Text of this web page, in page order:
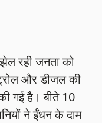
रही जनता को
और डीजल की
गई है। बीते 10
ने ईंधन के दाम